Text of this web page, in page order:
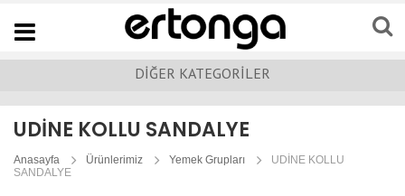
Navigation
DİĞER KATEGORİLER
UDİNE KOLLU SANDALYE
Anasayfa Ürünlerimiz Yemek Grupları
UDİNE KOLLU
SANDALYE